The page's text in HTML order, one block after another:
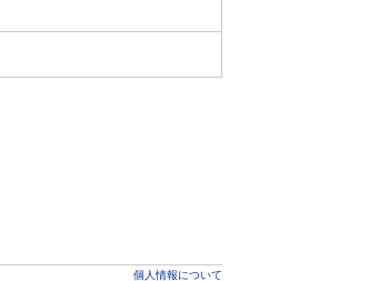
個人情報について